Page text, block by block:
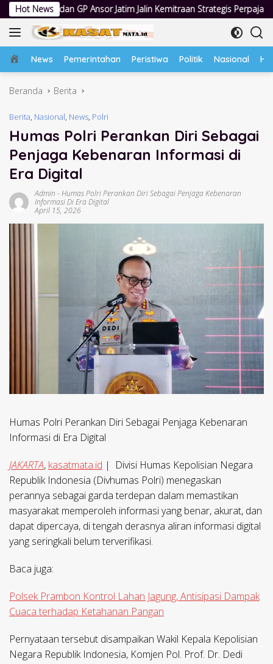
Langsung
ke
konten
Hot News
Jatim Jalin Kemitraan Strategis Perpajakan Jumat
Home
News Pemerintahan Peristiwa Politik Nasional
Beranda Berita
Berita, Nasional, News, Polri
Humas Polri Perankan Diri Sebagai
Penjaga Kebenaran Informasi di
Era Digital
Admin -Humas Polri Perankan Diri Sebagai Penjaga Kebenaran
Informasi Di Era Digital
April 15, 2026
Humas Polri Perankan Diri Sebagai Penjaga Kebenaran
Informasi di Era Digital
JAKARTA, kasatmata.id | Divisi Humas Kepolisian Negara
Republik Indonesia (Divhumas Polri) menegaskan
perannya sebagai garda terdepan dalam memastikan
masyarakat memperoleh informasi yang benar, akurat, dan
dapat dipercaya, di tengah derasnya aliran informasi digital
yang seringkali belum terverifikasi.
Baca juga:
Polsek Prambon Kontrol Lahan Jagung, Antisipasi Dampak
Cuaca terhadap Ketahanan Pangan
Pernyataan tersebut disampaikan Wakil Kepala Kepolisian
Negara Republik Indonesia, Komjen Pol. Prof. Dr. Dedi